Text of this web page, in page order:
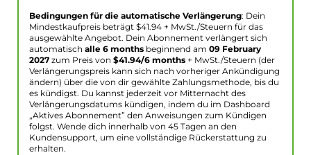
Bedingungen für die automatische Verlängerung: Dein
Mindestkaufpreis beträgt $41.94 + MwSt./Steuern für das
ausgewählte Angebot. Dein Abonnement verlängert sich
automatisch alle 6 months beginnend am 09 February
2027 zum Preis von $41.94/6 months + MwSt./Steuern (der
Verlängerungspreis kann sich nach vorheriger Ankündigung
ändern) über die von dir gewählte Zahlungsmethode, bis du
es kündigst. Du kannst jederzeit vor Mitternacht des
Verlängerungsdatums kündigen, indem du im Dashboard
„Aktives Abonnement” den Anweisungen zum Kündigen
folgst. Wende dich innerhalb von 45 Tagen an den
Kundensupport, um eine vollständige Rückerstattung zu
erhalten.